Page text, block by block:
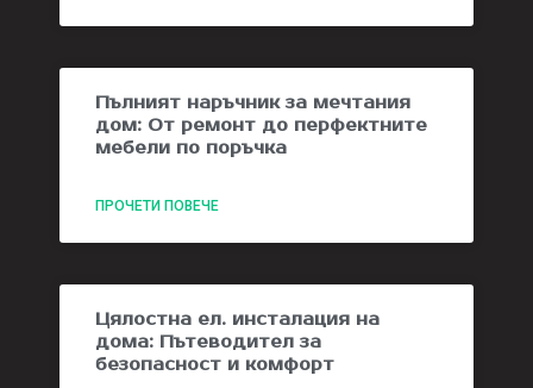
Пълният наръчник за мечтания
дом: От ремонт до перфектните
мебели по поръчка
ПРОЧЕТИ ПОВЕЧЕ
Цялостна ел. инсталация на
дома: Пътеводител за
безопасност и комфорт